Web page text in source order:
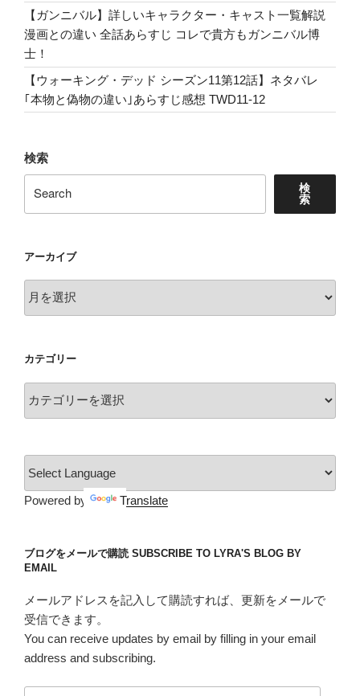
my
Valentine
massacre
tonight”
の
【ガンニバル】詳しいキャラクター・キャスト一覧解説
漫画との違い 全話あらすじ コレで貴方もガンニバル博
士！
【ウォーキング・デッド シーズン11第12話】ネタバレ
｢本物と偽物の違い｣あらすじ感想 TWD11-12
検索
検
索
アーカイブ
ー
ブ
カテゴリー
テ
ー
Powered by Translate
ブログをメールで購読 SUBSCRIBE TO LYRA'S BLOG BY
EMAIL
メールアドレスを記入して購読すれば、更新をメールで
受信できます。
You can receive updates by email by filling in your email
address and subscribing.